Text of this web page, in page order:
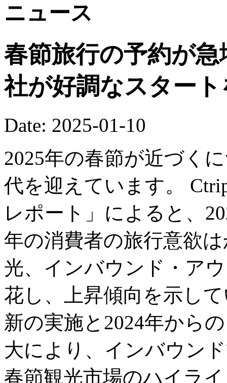
ニュース
春節旅行の予約が
社が好調なスター
Date: 2025-01-10
2025年の春節が近づく
代を迎えています。
レポート」によると、
年の消費者の旅行意欲
光、インバウンド・ア
花し、上昇傾向を示し
新の実施と2024年から
大により、インバウン
春節観光市場のハイラ